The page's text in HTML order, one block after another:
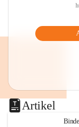
Artikel